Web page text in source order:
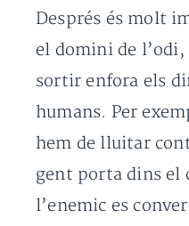
Després és molt
el domini de
sortir enfora els
humans. Per
hem de lluitar
gent porta dins el
l’enemic es